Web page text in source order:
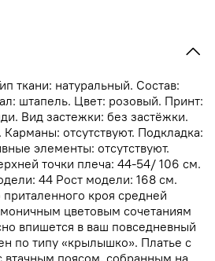
ткани: натуральный. Состав:
штапель. Цвет: розовый. Принт:
Вид застежки: без застёжки.
отсутствуют. Подкладка:
элементы: отсутствуют.
точки плеча: 44-54/ 106 см.
44 Рост модели: 168 см.
кроя средней
цветовым сочетаниям
впишется в ваш повседневный
по типу «крылышко». Платье с